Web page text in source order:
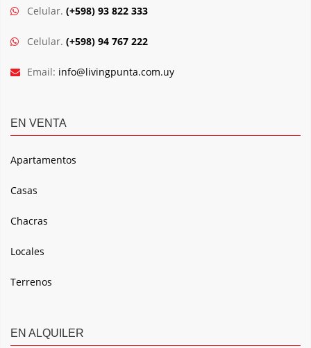
Celular. (+598) 93 822 333
Celular. (+598) 94 767 222
Email: info@livingpunta.com.uy
EN VENTA
Apartamentos
Casas
Chacras
Locales
Terrenos
EN ALQUILER